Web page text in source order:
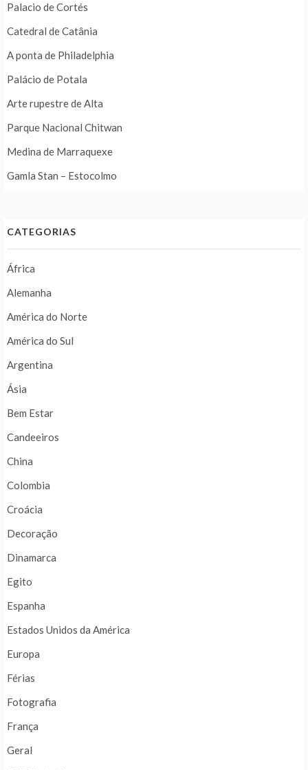
Palacio de Cortés
Catedral de Catânia
A ponta de Philadelphia
Palácio de Potala
Arte rupestre de Alta
Parque Nacional Chitwan
Medina de Marraquexe
Gamla Stan – Estocolmo
CATEGORIAS
África
Alemanha
América do Norte
América do Sul
Argentina
Ásia
Bem Estar
Candeeiros
China
Colombia
Croácia
Decoração
Dinamarca
Egito
Espanha
Estados Unidos da América
Europa
Férias
Fotografia
França
Geral